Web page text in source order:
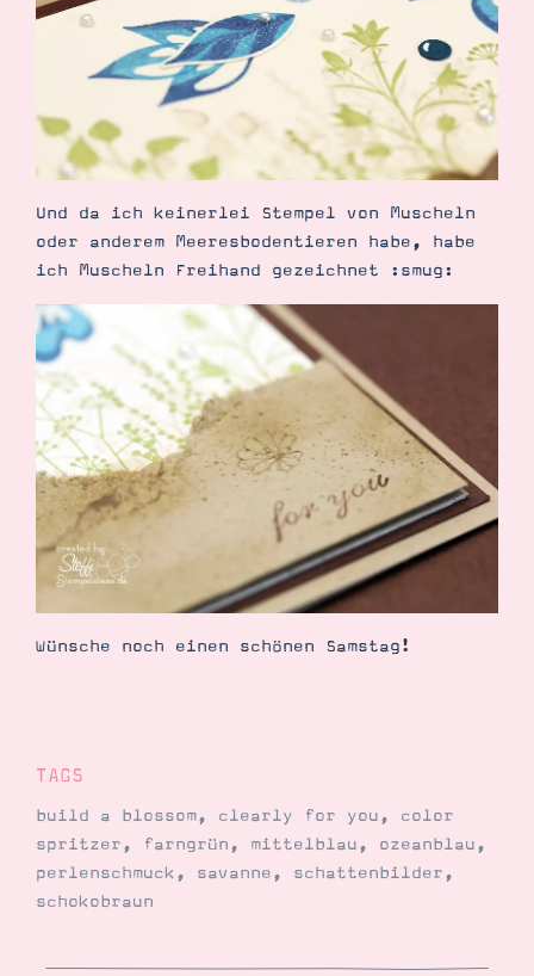
Suche Impressum
Und da ich keinerlei Stempel von Muscheln
oder anderem Meeresbodentieren habe, habe
ich Muscheln Freihand gezeichnet :smug:
Wünsche noch einen schönen Samstag!
TAGS
build a blossom, clearly for you, color
spritzer, farngrün, mittelblau, ozeanblau,
perlenschmuck, savanne, schattenbilder,
schokobraun